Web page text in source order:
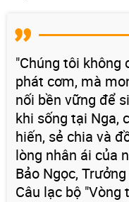
"Chúng tôi không
phát cơm, mà
nối bền vững để
khi sống tại Nga,
hiến, sẻ chia và
lòng nhân ái của
Bảo Ngọc,
Câu lạc bộ "Vòng